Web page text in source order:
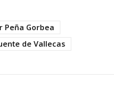
Peña Gorbea
de Vallecas